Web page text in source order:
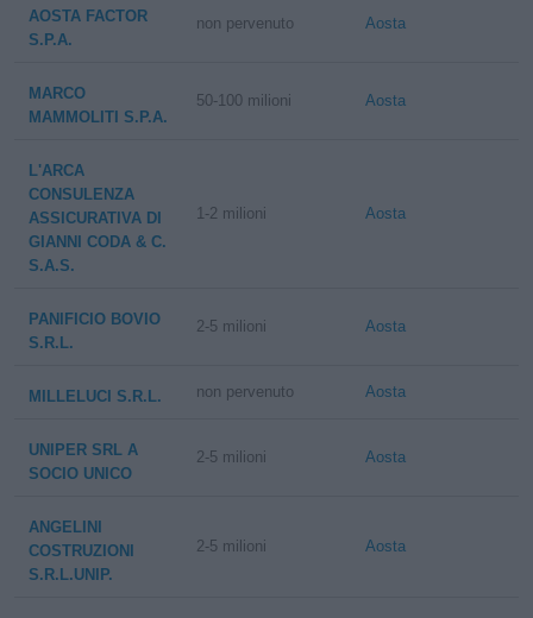
AOSTA FACTOR
S.P.A.
non pervenuto Aosta
MARCO
MAMMOLITI S.P.A.
50-100 milioni Aosta
L'ARCA
CONSULENZA
ASSICURATIVA DI
GIANNI CODA & C.
S.A.S.
1-2 milioni Aosta
PANIFICIO BOVIO
S.R.L.
2-5 milioni Aosta
MILLELUCI S.R.L. non pervenuto Aosta
UNIPER SRL A
SOCIO UNICO
2-5 milioni Aosta
ANGELINI
COSTRUZIONI
S.R.L.UNIP.
2-5 milioni Aosta